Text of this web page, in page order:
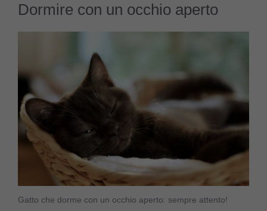
Dormire con un occhio aperto
Gatto che dorme con un occhio aperto: sempre attento!